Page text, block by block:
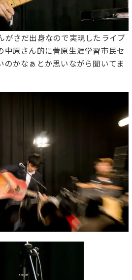
がさだ出身なので実現したライブ
中原さん的に菅原生涯学習市民セ
のかなぁとか思いながら聞いてま